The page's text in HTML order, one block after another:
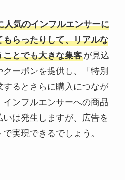
人気のインフルエンサーに
らったりして、リアルな
とでも大きな集客が見込
ーポンを提供し、「特別
するとさらに購入につなが
インフルエンサーへの商品
は発生しますが、広告を
実現できるでしょう。